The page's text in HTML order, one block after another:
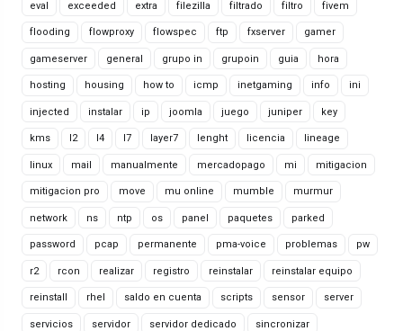
eval exceeded extra filezilla filtrado filtro fivem
flooding flowproxy flowspec ftp fxserver gamer
gameserver general grupo in grupoin guia hora
hosting housing how to icmp inetgaming info ini
injected instalar ip joomla juego juniper key
kms l2 l4 l7 layer7 lenght licencia lineage
linux mail manualmente mercadopago mi mitigacion
mitigacion pro move mu online mumble murmur
network ns ntp os panel paquetes parked
password pcap permanente pma-voice problemas pw
r2 rcon realizar registro reinstalar reinstalar equipo
reinstall rhel saldo en cuenta scripts sensor server
servicios servidor servidor dedicado sincronizar